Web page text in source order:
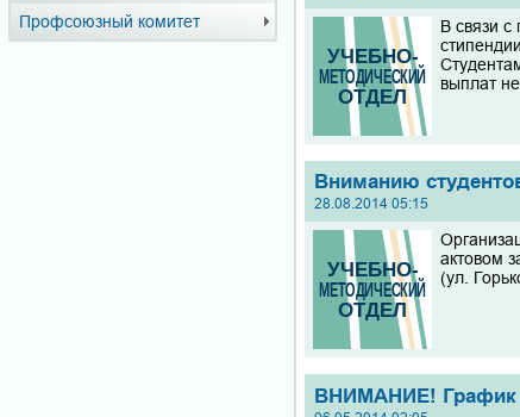
Профсоюзный комитет
В связи
выплат
Вниманию
28.08.2014 05:15
актовом
(ул.
ВНИМАНИЕ! График